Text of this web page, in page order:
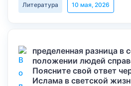
Литература 10 мая, 2026
пределенная разница в
положении людей
Поясните свой ответ
Ислама в светской